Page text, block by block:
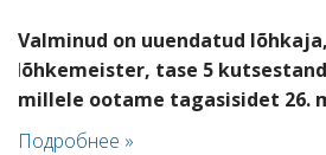
Valminud on uuendatud
lõhkemeister, tase 5
millele ootame tagasisidet 26.
Подробнее »